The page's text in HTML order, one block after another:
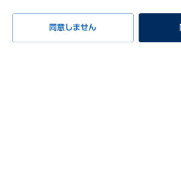
よくある質問
リコール情報
お問い合わせ
同意しません